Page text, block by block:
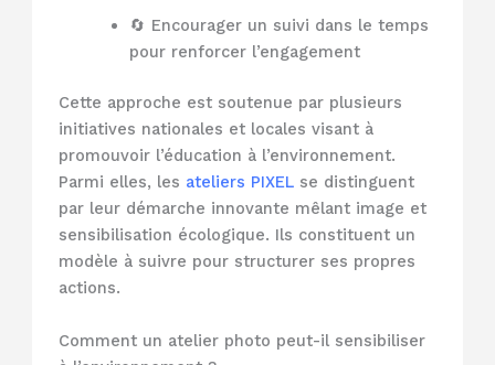
🔄 Encourager un suivi dans le temps
pour renforcer l’engagement
Cette approche est soutenue par plusieurs
initiatives nationales et locales visant à
promouvoir l’éducation à l’environnement.
Parmi elles, les ateliers PIXEL se distinguent
par leur démarche innovante mêlant image et
sensibilisation écologique. Ils constituent un
modèle à suivre pour structurer ses propres
actions.
Comment un atelier photo peut-il sensibiliser